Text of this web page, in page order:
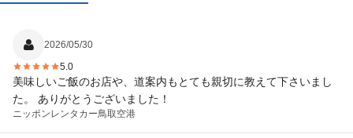
2026/05/30
5.0
美味しいご飯のお店や、道案内もとても親切に教えて下さいまし
た。 ありがとうございました！
ニッポンレンタカー鳥取空港